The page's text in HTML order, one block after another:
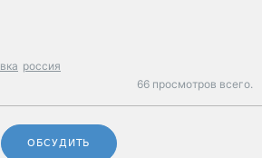
россия
66 просмотров всего.
ОБСУДИТЬ